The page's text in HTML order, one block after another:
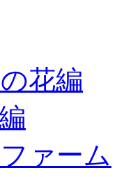
花編
ァーム